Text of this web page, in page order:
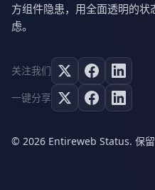
方组件隐患，用全面透明的状
虑。
关注我们
一键分享
© 2026 Entireweb Status. 保留